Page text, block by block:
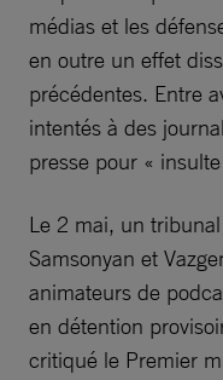
médias et les
en outre un effet
précédentes. Entre
intentés à des
presse pour «
Le 2 mai, un
Samsonyan et
animateurs de
en détention
critiqué le Premier